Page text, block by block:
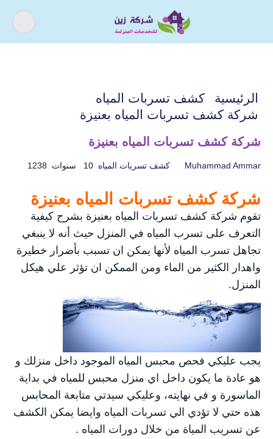
الرئيسية
كشف تسربات المياه
شركة كشف تسربات المياه بعنيزة
شركة كشف تسربات المياه بعنيزة
Muhammad Ammar كشف تسربات المياه 10 سنوات 1238
شركة كشف تسربات المياه بعنيزة
تقوم شركة كشف تسربات المياه بعنيزة بشرح كيفية
التعرف على تسرب المياه في المنزل حيث أنه لا ينبغي
تجاهل تسرب المياه لأنها يمكن ان تسبب بأضرار خطيرة
واهدار الكثير من الماء ومن الممكن ان تؤثر علي هيكل
المنزل.
يجب عليكي فحص محبس المياه الموجود داخل منزلك و
هو عادة ما يكون داخل اي منزل محبس للمياه في بداية
الماسورة و في نهايته، وعليكي سيدتي متابعة المحابس
هذه حتي لا تؤدي الي تسربات المياه وايضا يمكن الكشف
عن تسريب المياة من خلال دورات المياه .
كيف يمكننى مساعدتك ؟
اذا كنت تبحث عن افضل شركة خدمات
منزلية و عروض شركات التنظيف فقد وصلت
الى المكان الصحيح.
المياه
تسليك المجاري
خدمات الأثاث خدمات التنظيف
خدمات الصيانة خدمات العزل
خدمة شحن السيارات